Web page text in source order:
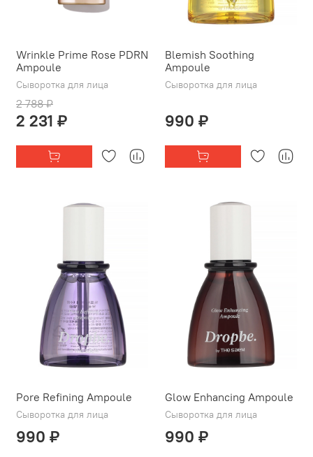
Wrinkle Prime Rose PDRN
Ampoule
Сыворотка для лица
2 788 ₽
2 231 ₽
Blemish Soothing
Ampoule
Сыворотка для лица
990 ₽
Pore Refining Ampoule
Сыворотка для лица
990 ₽
Glow Enhancing Ampoule
Сыворотка для лица
990 ₽